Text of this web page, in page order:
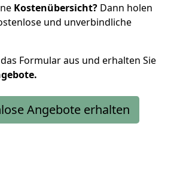
Kostenübersicht? Dann holen
und unverbindliche
Formular aus und erhalten Sie
Angebote erhalten